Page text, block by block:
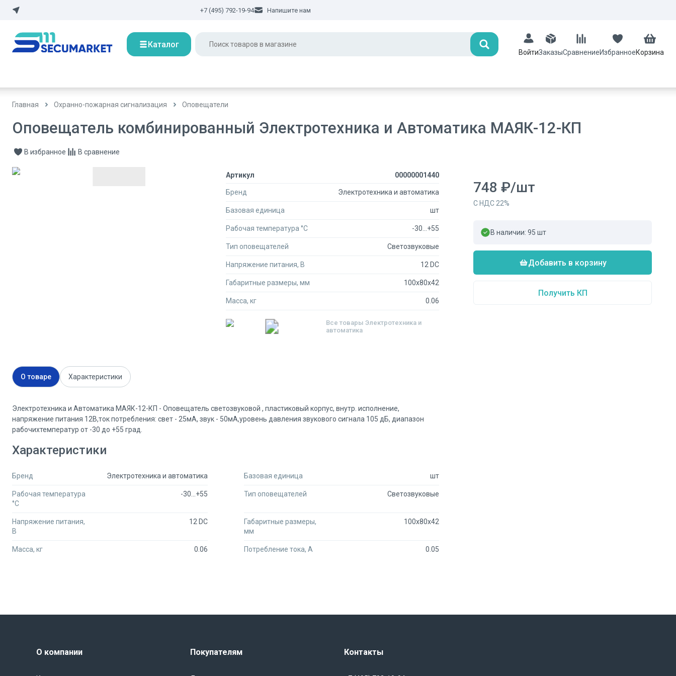
+7 (495) 792-19-94 Напишите нам
Каталог Поиск
ВойтиЗаказыСравнениеИзбранноеКорзина
Главная Охранно-пожарная сигнализация Оповещатели
Оповещатель комбинированный Электротехника и Автоматика МАЯК-12-КП
В избранное В сравнение
Артикул 00000001440
Бренд Электротехника и автоматика
Базовая единица шт
Рабочая температура °C -30...+55
Тип оповещателей Светозвуковые
Напряжение питания, В 12 DC
Габаритные размеры, мм 100x80x42
Масса, кг 0.06
Все товарыЭлектротехника и
автоматика
О товаре Характеристики
Электротехника и Автоматика МАЯК-12-КП - Оповещатель светозвуковой , пластиковый корпус, внутр. исполнение,
напряжение питания 12В,ток потребления: свет - 25мА, звук - 50мА,уровень давления звукового сигнала 105 дБ, диапазон
рабочихтемператур от -30 до +55 град.
Характеристики
Бренд Электротехника и автоматика Базовая единица шт
Рабочая температура
°C
-30...+55 Тип оповещателей Светозвуковые
Напряжение питания,
В
12 DC
Габаритные размеры,
мм
100x80x42
Масса, кг 0.06 Потребление тока, А 0.05
748 ₽/шт
С НДС 22%
В наличии:95 шт
Добавить в корзину
Получить КП
О компании Покупателям Контакты